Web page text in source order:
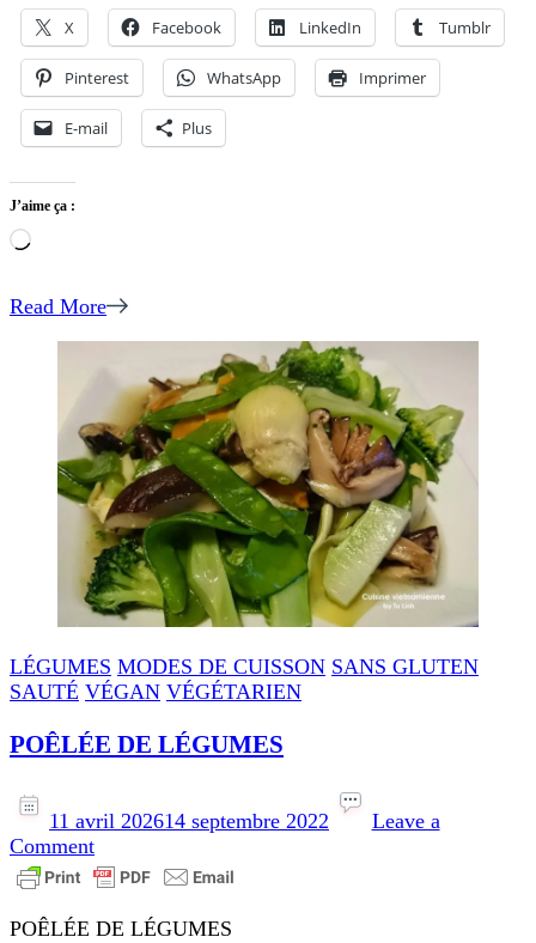
X Facebook LinkedIn Tumblr
Pinterest WhatsApp Imprimer
E-mail Plus
J’aime ça :
Chargement…
Read More
LÉGUMES MODES DE CUISSON SANS GLUTEN
SAUTÉ VÉGAN VÉGÉTARIEN
POÊLÉE DE LÉGUMES
11 avril 202614 septembre 2022
Leave a
Commenton
POÊLÉE
DE
LÉGUMES
POÊLÉE DE LÉGUMES